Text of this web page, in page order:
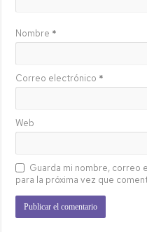
Nombre *
Correo electrónico *
Web
Guarda mi nombre, correo
para la próxima vez que